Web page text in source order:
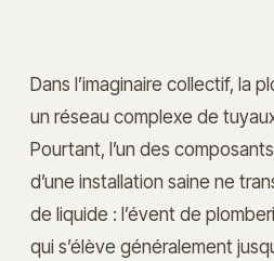
Dans l’imaginaire collectif, la
un réseau complexe de
Pourtant, l’un des
d’une installation saine ne
de liquide : l’évent de
qui s’élève généralement